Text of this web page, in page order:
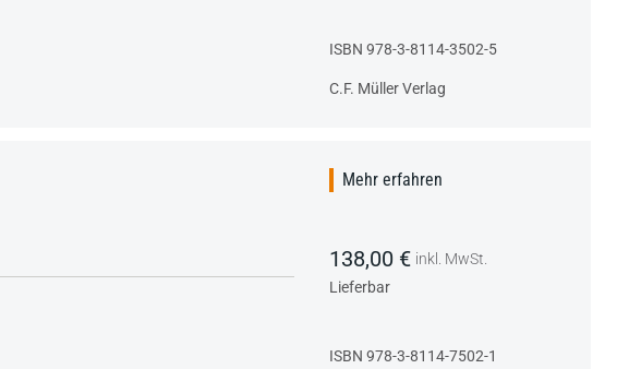
ISBN 978-3-8114-3502-5
C.F. Müller Verlag
Mehr erfahren
138,00 € inkl. MwSt.
Lieferbar
ISBN 978-3-8114-7502-1